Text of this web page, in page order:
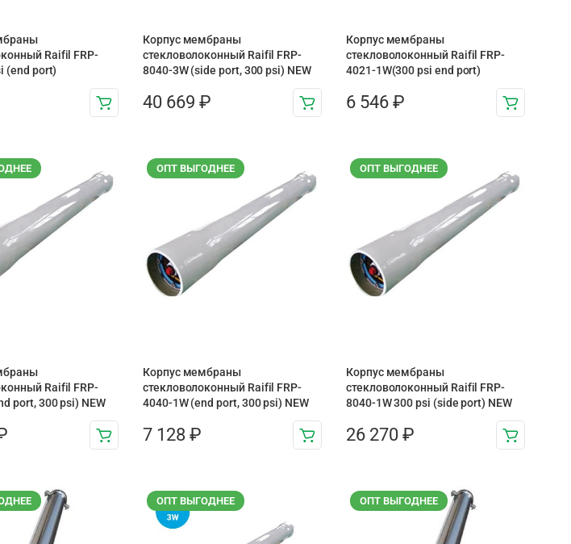
Raifil FRP-
(end port)
Корпус мембраны
стекловолоконный Raifil FRP-
8040-3W (side port, 300 psi) NEW
40 669 ₽
Корпус мембраны
стекловолоконный Raifil FRP-
4021-1W(300 psi end port)
6 546 ₽
Raifil FRP-
port, 300 psi) NEW
ОПТ ВЫГОДНЕЕ
Корпус мембраны
стекловолоконный Raifil FRP-
4040-1W (end port, 300 psi) NEW
7 128 ₽
ОПТ ВЫГОДНЕЕ
Корпус мембраны
стекловолоконный Raifil FRP-
8040-1W 300 psi (side port) NEW
26 270 ₽
ОПТ ВЫГОДНЕЕ ОПТ ВЫГОДНЕЕ